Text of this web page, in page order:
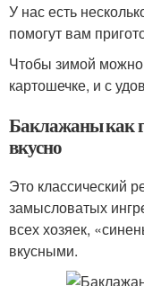
У нас есть
помогут вам
Чтобы зимой можно
картошечке, и с
Баклажаны как
вкусно
Это классический
замысловатых
всех хозяек,
вкусными.